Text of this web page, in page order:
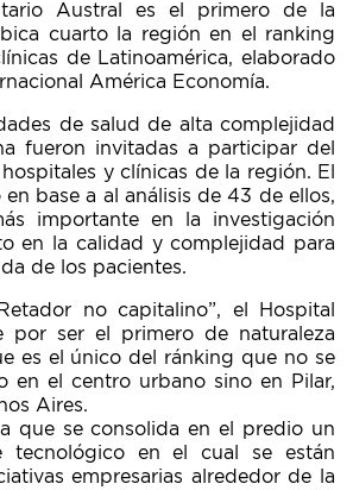
Austral es el primero de la
cuarto la región en el ranking
de Latinoamérica, elaborado
América Economía.
de salud de alta complejidad
fueron invitadas a participar del
y clínicas de la región. El
base a al análisis de 43 de ellos,
importante en la investigación
en la calidad y complejidad para
de los pacientes.
no capitalino”, el Hospital
por ser el primero de naturaleza
es el único del ránking que no se
en el centro urbano sino en Pilar,
Aires.
que se consolida en el predio un
tecnológico en el cual se están
empresarias alrededor de la